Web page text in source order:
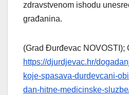
zdravstvenom ishodu
građanina.
(Grad Đurđevac NOVOSTI);
https://djurdjevac.hr/
koje-spasava-durdevcani-
dan-hitne-medicinske-